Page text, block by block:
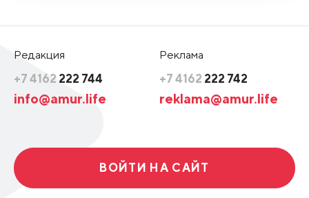
Редакция
+7 4162 222 744
info@amur.life
Реклама
+7 4162 222 742
reklama@amur.life
ВОЙТИ НА САЙТ